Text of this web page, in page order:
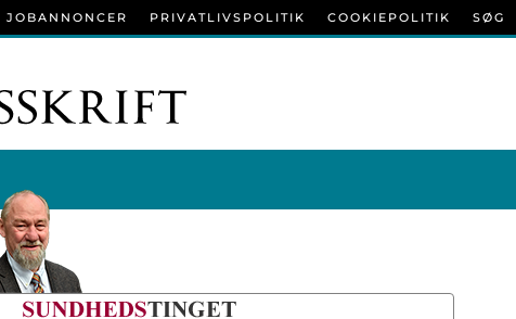
JOBANNONCER PRIVATLIVSPOLITIK COOKIEPOLITIK SØG